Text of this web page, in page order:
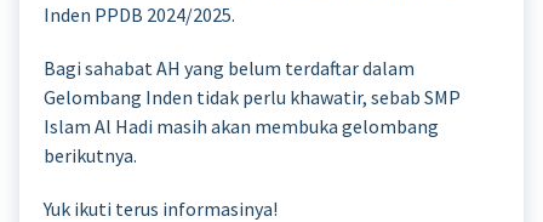
Inden PPDB 2024/2025.
Bagi sahabat AH yang belum terdaftar dalam
Gelombang Inden tidak perlu khawatir, sebab SMP
Islam Al Hadi masih akan membuka gelombang
berikutnya.
Yuk ikuti terus informasinya!